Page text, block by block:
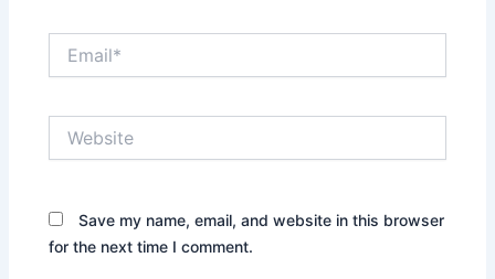
Save my name, email, and website in this browser
for the next time I comment.